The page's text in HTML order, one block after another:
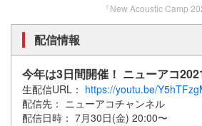
『New Acoustic Camp
配信情報
今年は3日間開催！ ニューアコ
生配信URL： https://youtu.be/
配信先： ニューアコチャンネル
配信日時： 7月30日(金) 20:00〜